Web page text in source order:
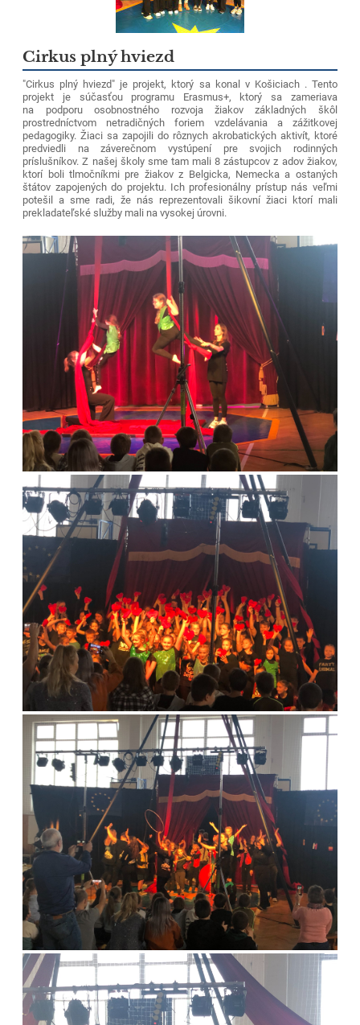
Cirkus plný hviezd
"Cirkus plný hviezd" je projekt, ktorý sa konal v Košiciach . Tento
projekt je súčasťou programu Erasmus+, ktorý sa zameriava
na podporu osobnostného rozvoja žiakov základných škôl
prostredníctvom netradičných foriem vzdelávania a zážitkovej
pedagogiky. Žiaci sa zapojili do rôznych akrobatických aktivít, ktoré
predviedli na záverečnom vystúpení pre svojich rodinných
príslušníkov. Z našej školy sme tam mali 8 zástupcov z adov žiakov,
ktorí boli tlmočníkmi pre žiakov z Belgicka, Nemecka a ostaných
štátov zapojených do projektu. Ich profesionálny prístup nás veľmi
potešil a sme radi, že nás reprezentovali šikovní žiaci ktorí mali
prekladateľské služby mali na vysokej úrovni.